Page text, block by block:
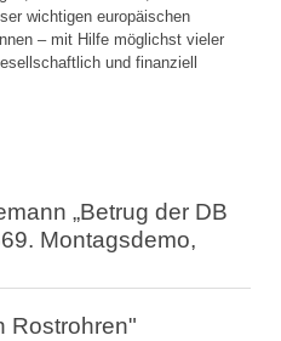
wichtigen europäischen
– mit Hilfe möglichst vieler
und finanziell
„Betrug der DB
Montagsdemo,
Rostrohren"